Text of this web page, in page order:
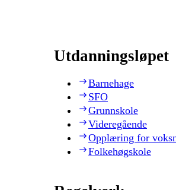
Utdanningsløpet
Barnehage
SFO
Grunnskole
Videregående
Opplæring for
Folkehøgskole